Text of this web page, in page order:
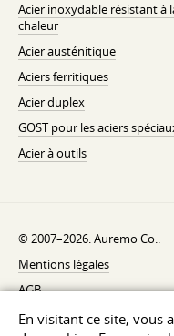
En visitant ce site, vous
Acier inoxydable résistant à
chaleur
Acier austénitique
Aciers ferritiques
Acier duplex
GOST pour les aciers
Acier à outils
© 2007–2026. Auremo Co..
Mentions légales
AGB
Politique de rétractation